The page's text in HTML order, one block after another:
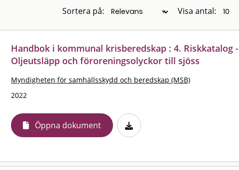
Sortera på: Visa antal:
Handbok i kommunal krisberedskap : 4. Riskkatalog -
Oljeutsläpp och föroreningsolyckor till sjöss
Myndigheten för samhällsskydd och beredskap (MSB)
2022
Öppna dokument